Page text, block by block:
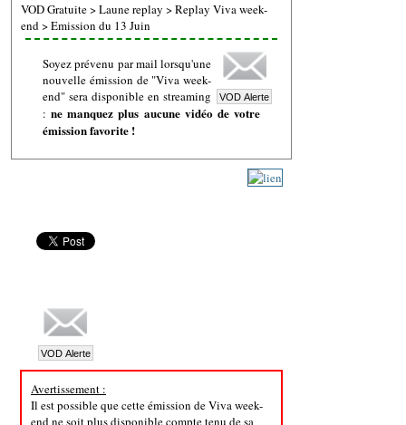
VOD Gratuite>Laune replay >Replay Viva week-
end>Emission du 13 Juin
Soyez prévenu par mail lorsqu'une
nouvelle émission de "Viva week-
end" sera disponible en streaming
:ne manquez plus aucune vidéo de votre
émission favorite !
Avertissement :
Il est possible que cette émission de Viva week-
end ne soit plus disponible compte tenu de sa